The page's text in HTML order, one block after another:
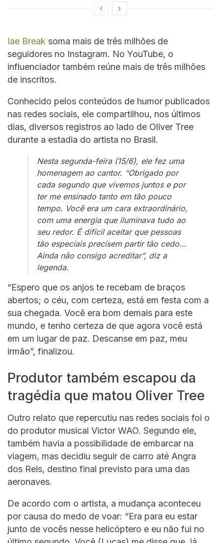
Iae Break soma mais de três milhões de
seguidores no Instagram. No YouTube, o
influenciador também reúne mais de três milhões
de inscritos.
Conhecido pelos conteúdos de humor publicados
nas redes sociais, ele compartilhou, nos últimos
dias, diversos registros ao lado de Oliver Tree
durante a estadia do artista no Brasil.
Nesta segunda-feira (15/6), ele fez uma
homenagem ao cantor. “Obrigado por
cada segundo que vivemos juntos e por
ter me ensinado tanto em tão pouco
tempo. Você era um cara extraordinário,
com uma energia que iluminava tudo ao
seu redor. É difícil aceitar que pessoas
tão especiais precisem partir tão cedo…
Ainda não consigo acreditar”, diz a
legenda.
“Espero que os anjos te recebam de braços
abertos; o céu, com certeza, está em festa com a
sua chegada. Você era bom demais para este
mundo, e tenho certeza de que agora você está
em um lugar de paz. Descanse em paz, meu
irmão”, finalizou.
Produtor também escapou da
tragédia que matou Oliver Tree
Outro relato que repercutiu nas redes sociais foi o
do produtor musical Victor WAO. Segundo ele,
também havia a possibilidade de embarcar na
viagem, mas decidiu seguir de carro até Angra
dos Reis, destino final previsto para uma das
aeronaves.
De acordo com o artista, a mudança aconteceu
por causa do medo de voar: “Era para eu estar
junto de vocês nesse helicóptero e eu não fui no